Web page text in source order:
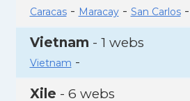
Caracas- Maracay- San Carlos-
Vietnam - 1 webs
Vietnam -
Xile - 6 webs